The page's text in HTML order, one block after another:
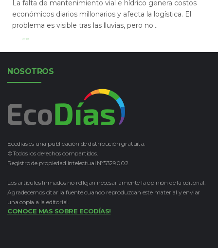
La falta de mantenimiento vial e hídrico genera costos
económicos diarios millonarios y afecta la logística. El
problema es visible tras las lluvias, pero no...
Leer Más
NOSOTROS
Ecodías es una publicación de distribución gratuita.
©Todos los derechos compartidos.
Registro de propiedad intelectual Nº5329002
Los artículos firmados no reflejan necesariamente la opinión de la editorial.
Agradecemos citar la fuente cuando reproduzcan este material y enviar
una copia a la editorial.
CONOCE MAS SOBRE ECODÍAS!